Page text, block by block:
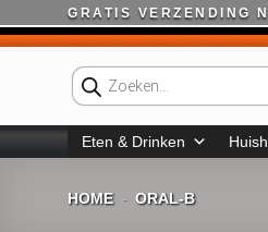
naar
GRATIS VERZENDING
Producten
zoeken
Eten & Drinken
HOME - ORAL-B